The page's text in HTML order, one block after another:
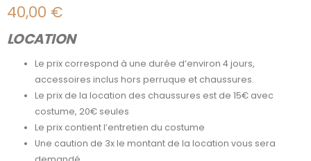
40,00 €
LOCATION
Le prix correspond à une durée d’environ 4 jours,
accessoires inclus hors perruque et chaussures.
Le prix de la location des chaussures est de 15€ avec
costume, 20€ seules
Le prix contient l’entretien du costume
Une caution de 3x le montant de la location vous sera